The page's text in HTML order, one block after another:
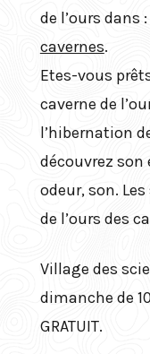
de l’ours dans :
cavernes.
Etes-vous
caverne de
l’hibernation
découvrez
odeur, son.
de l’ours des
Village des
dimanche de
GRATUIT.